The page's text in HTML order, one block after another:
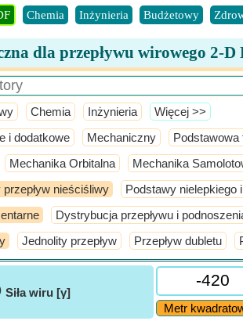
Chemia Inżynieria Budżetowy
dla przepływu wirowego 2-
Chemia Inżynieria ​Więcej >>
i dodatkowe Mechaniczny Podstawowa
Mechanika Orbitalna Mechanika
nieściśliwy Podstawy nielepkiego i
Dystrybucja przepływu i
Jednolity przepływ Przepływ dubletu
Siła wiru [γ]